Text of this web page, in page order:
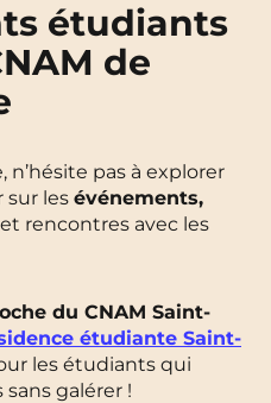
étudiants
de
n’hésite pas à explorer
sur les événements,
rencontres avec les
du CNAM Saint-
étudiante Saint-
les étudiants qui
galérer !